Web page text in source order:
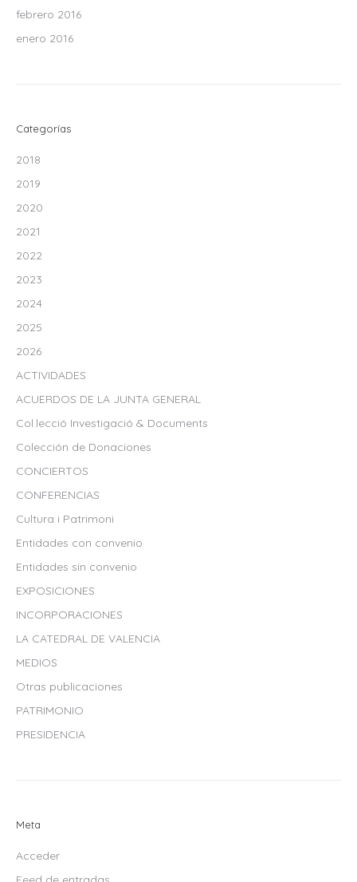
febrero 2016
enero 2016
Categorías
2018
2019
2020
2021
2022
2023
2024
2025
2026
ACTIVIDADES
ACUERDOS DE LA JUNTA GENERAL
Col.lecció Investigació & Documents
Colección de Donaciones
CONCIERTOS
CONFERENCIAS
Cultura i Patrimoni
Entidades con convenio
Entidades sin convenio
EXPOSICIONES
INCORPORACIONES
LA CATEDRAL DE VALENCIA
MEDIOS
Otras publicaciones
PATRIMONIO
PRESIDENCIA
Meta
Acceder